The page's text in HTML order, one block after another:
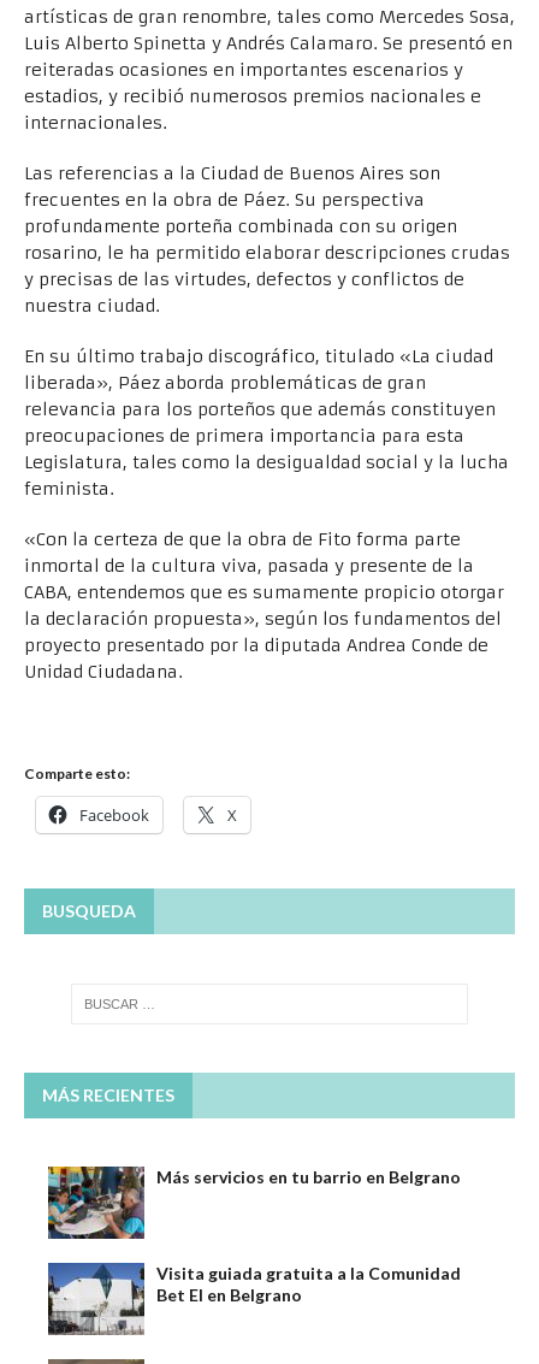
artísticas de gran renombre, tales como Mercedes Sosa,
Luis Alberto Spinetta y Andrés Calamaro. Se presentó en
reiteradas ocasiones en importantes escenarios y
estadios, y recibió numerosos premios nacionales e
internacionales.
Las referencias a la Ciudad de Buenos Aires son
frecuentes en la obra de Páez. Su perspectiva
profundamente porteña combinada con su origen
rosarino, le ha permitido elaborar descripciones crudas
y precisas de las virtudes, defectos y conflictos de
nuestra ciudad.
En su último trabajo discográfico, titulado «La ciudad
liberada», Páez aborda problemáticas de gran
relevancia para los porteños que además constituyen
preocupaciones de primera importancia para esta
Legislatura, tales como la desigualdad social y la lucha
feminista.
«Con la certeza de que la obra de Fito forma parte
inmortal de la cultura viva, pasada y presente de la
CABA, entendemos que es sumamente propicio otorgar
la declaración propuesta», según los fundamentos del
proyecto presentado por la diputada Andrea Conde de
Unidad Ciudadana.
Comparte esto:
Facebook X
BUSQUEDA
MÁS RECIENTES
Más servicios en tu barrio en Belgrano
Visita guiada gratuita a la Comunidad
Bet El en Belgrano